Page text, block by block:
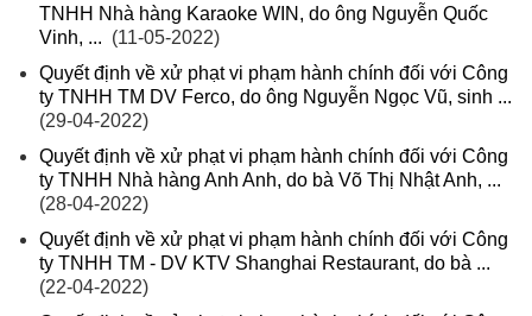
TNHH Nhà hàng Karaoke WIN, do ông Nguyễn Quốc
Vinh, ... (11-05-2022)
Quyết định về xử phạt vi phạm hành chính đối với Công
ty TNHH TM DV Ferco, do ông Nguyễn Ngọc Vũ, sinh ...
(29-04-2022)
Quyết định về xử phạt vi phạm hành chính đối với Công
ty TNHH Nhà hàng Anh Anh, do bà Võ Thị Nhật Anh, ...
(28-04-2022)
Quyết định về xử phạt vi phạm hành chính đối với Công
ty TNHH TM - DV KTV Shanghai Restaurant, do bà ...
(22-04-2022)